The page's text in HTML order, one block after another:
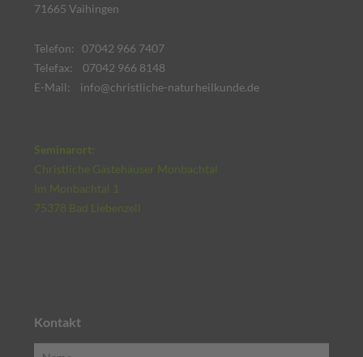
71665 Vaihingen
Telefon: 07042 966 7407
Telefax: 07042 966 8148
E-Mail: info@christliche-naturheilkunde.de
Seminarort:
Christliche Gästehäuser Monbachtal
Im Monbachtal 1
75378 Bad Liebenzell
Kontakt